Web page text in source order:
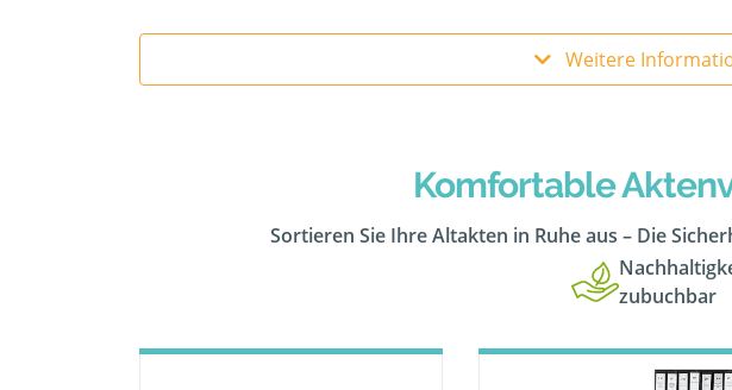
Weitere
Komfortable
Sortieren Sie Ihre Altakten in Ruhe aus – Die
zubuchbar